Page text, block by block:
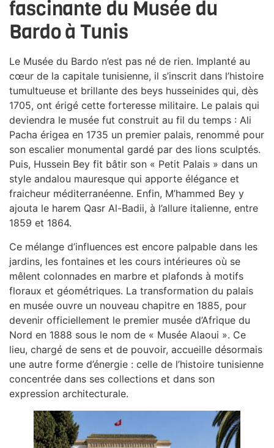
fascinante du Musée du
Bardo à Tunis
Le Musée du Bardo n’est pas né de rien. Implanté au
cœur de la capitale tunisienne, il s’inscrit dans l’histoire
tumultueuse et brillante des beys husseinides qui, dès
1705, ont érigé cette forteresse militaire. Le palais qui
deviendra le musée fut construit au fil du temps : Ali
Pacha érigea en 1735 un premier palais, renommé pour
son escalier monumental gardé par des lions sculptés.
Puis, Hussein Bey fit bâtir son « Petit Palais » dans un
style andalou mauresque qui apporte élégance et
fraicheur méditerranéenne. Enfin, M’hammed Bey y
ajouta le harem Qasr Al-Badii, à l’allure italienne, entre
1859 et 1864.
Ce mélange d’influences est encore palpable dans les
jardins, les fontaines et les cours intérieures où se
mêlent colonnades en marbre et plafonds à motifs
floraux et géométriques. La transformation du palais
en musée ouvre un nouveau chapitre en 1885, pour
devenir officiellement le premier musée d’Afrique du
Nord en 1888 sous le nom de « Musée Alaoui ». Ce
lieu, chargé de sens et de pouvoir, accueille désormais
une autre forme d’énergie : celle de l’histoire tunisienne
concentrée dans ses collections et dans son
expression architecturale.